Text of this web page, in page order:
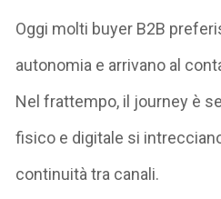
Oggi molti buyer B2B
autonomia e arrivano al
Nel frattempo, il journey è
fisico e digitale si
continuità tra canali.